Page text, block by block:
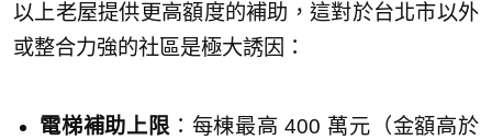
以上老屋提供更高額度的補助，這對於台北市以外
或整合力強的社區是極大誘因：
電梯補助上限：每棟最高 400 萬元（金額高於